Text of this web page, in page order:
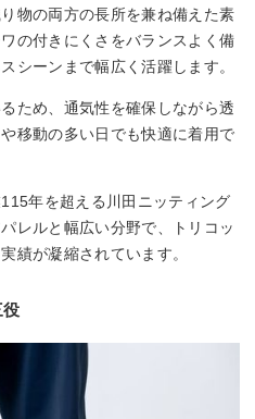
物の両方の長所を兼ね備えた素
の付きにくさをバランスよく備
シーンまで幅広く活躍します。
ため、通気性を確保しながら透
移動の多い日でも快適に着用で
年を超える川田ニッティング
レルと幅広い分野で、トリコッ
績が凝縮されています。
役